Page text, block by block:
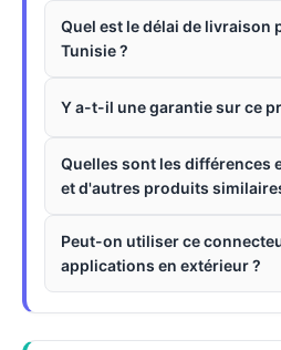
Quel est le délai de livraison
Tunisie ?
Y a-t-il une garantie sur ce
Quelles sont les différences
et d'autres produits
Peut-on utiliser ce
applications en extérieur ?